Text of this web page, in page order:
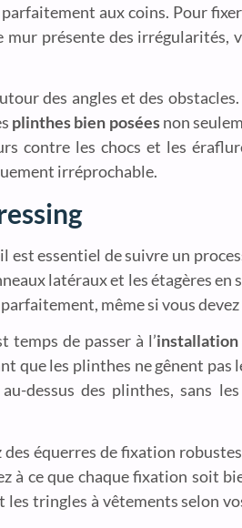
aux coins. Pour
mur présente des
des angles et des
plinthes bien poséesnon
contre les chocs et les
irréprochable.
est essentiel de suivre un
latéraux et les étagères
parfaitement, même si vous
temps de passer à l’installation
que les plinthes ne gênent
dessus des plinthes, sans
des équerres de fixation
à ce que chaque fixation soit
les tringles à vêtements selon